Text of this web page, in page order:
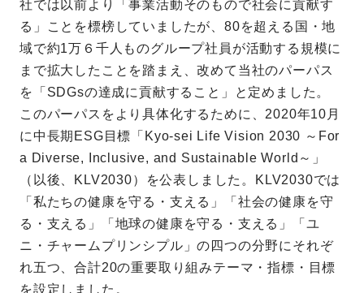
社では以前より「事業活動そのもので社会に貢献す
る」ことを標榜していましたが、80を超える国・地
域で約1万６千人ものグループ社員が活動する規模に
まで拡大したことを踏まえ、改めて当社のパーパス
を「SDGsの達成に貢献すること」と定めました。
このパーパスをより具体化するために、2020年10月
に中長期ESG目標「Kyo-sei Life Vision 2030 ～For
a Diverse, Inclusive, and Sustainable World～」
（以後、KLV2030）を公表しました。KLV2030では
「私たちの健康を守る・支える」「社会の健康を守
る・支える」「地球の健康を守る・支える」「ユ
ニ・チャームプリンシプル」の四つの分野にそれぞ
れ五つ、合計20の重要取り組みテーマ・指標・目標
を設定しました。